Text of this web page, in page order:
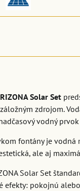
Solar Set
zdrojom.
vodný
fontány je vodná
ale aj
Solar Set
efekty: pokojnú